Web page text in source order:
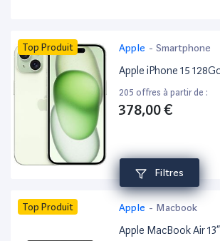
Filtres
Top Produit Apple - Smartphone
Apple iPhone 15
205 offres à partir de :
378,00 €
Top Produit Apple - Macbook
Apple MacBook Air